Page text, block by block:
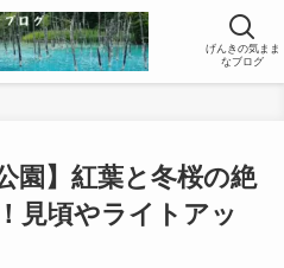
げんきの気まま
なブログ
園】紅葉と冬桜の絶
見頃やライトアッ